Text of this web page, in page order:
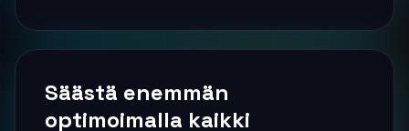
Säästä enemmän
optimoimalla kaikki